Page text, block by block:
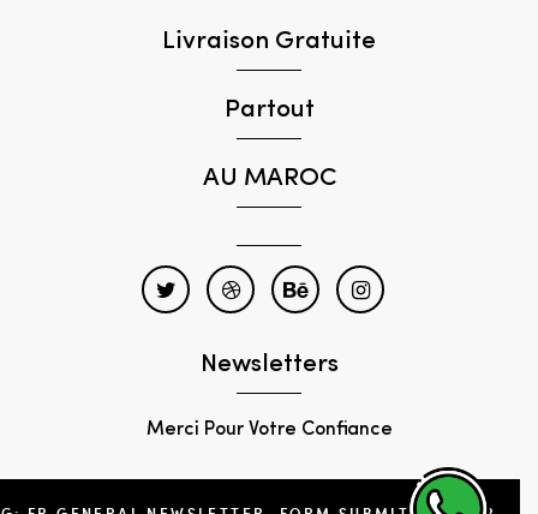
Livraison Gratuite
Partout
AU MAROC
Newsletters
Merci Pour Votre Confiance